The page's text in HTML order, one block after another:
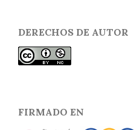
DERECHOS DE AUTOR
FIRMADO EN